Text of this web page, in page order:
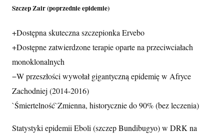
Szczep Zair (poprzednie epidemie)
+Dostępna skuteczna szczepionka Ervebo
+Dostępne zatwierdzone terapie oparte na przeciwciałach
monoklonalnych
−W przeszłości wywołał gigantyczną epidemię w Afryce
Zachodniej (2014-2016)
`Śmiertelność`Zmienna, historycznie do 90% (bez leczenia)
Statystyki epidemii Eboli (szczep Bundibugyo) w DRK na